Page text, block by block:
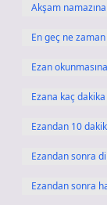
Akşam namazına
En geç ne zaman
Ezan
Ezana kaç
Ezandan 10
Ezandan sonra
Ezandan sonra